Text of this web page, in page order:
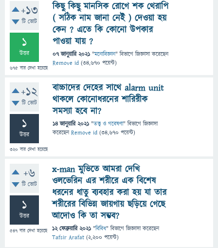
+13
টি ভোট
1
উত্তর
675 বার দেখা হয়েছে
কিছু কিছু মানসিক রোগে শক থেরাপি
( সঠিক নাম জানা নেই ) দেওয়া হয়
কেন ? এতে কি কোনো উপকার
পাওয়া যায় ?
07 জানুয়ারি 2021 "মনোবিজ্ঞান" বিভাগে জিজ্ঞাসাকরেছেন
Remove id (34,670 পয়েন্ট)
+12
টি ভোট
1
উত্তর
320 বার দেখা হয়েছে
বাচ্চাদের দেহের সাথে alarm unit
থাকলে কোনোধরনের শারিরীক
সমস্যা হবে না?
14 জানুয়ারি 2021 "তত্ত্ব ও গবেষণা" বিভাগে জিজ্ঞাসা
করেছেনRemove id (34,670 পয়েন্ট)
+6
টি ভোট
1
উত্তর
547 বার দেখা হয়েছে
x-man মুভিতে আমরা দেখি
ওলভেরিন এর শরীরে এক বিশেষ
ধরনের ধাতু ব্যবহার করা হয় যা তার
শরীরের বিভিন্ন জায়গায় ছড়িয়ে গেছে
আদোও কি তা সম্ভব?
12 ফেব্রুয়ারি 2021 "বিবিধ" বিভাগে জিজ্ঞাসাকরেছেন
Tafsir Arafat (2,200 পয়েন্ট)